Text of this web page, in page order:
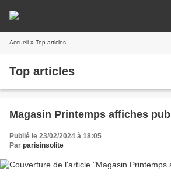
Accueil » Top articles
Top articles
Magasin Printemps affiches pub
Publié le 23/02/2024 à 18:05
Par parisinsolite